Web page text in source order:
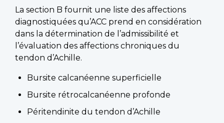
La section B fournit une liste des affections
diagnostiquées qu’ACC prend en considération
dans la détermination de l’admissibilité et
l’évaluation des affections chroniques du
tendon d’Achille.
Bursite calcanéenne superficielle
Bursite rétrocalcanéenne profonde
Péritendinite du tendon d’Achille